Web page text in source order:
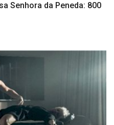
Senhora da Peneda: 800